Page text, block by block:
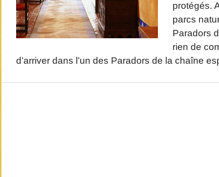
protégés.
parcs
Paradors
rien de
d’arriver dans l’un des Paradors de la chaîne